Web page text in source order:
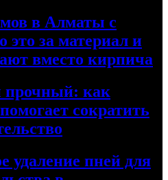
в Алматы с
это за материал и
вместо кирпича
прочный: как
сократить
удаление пней для